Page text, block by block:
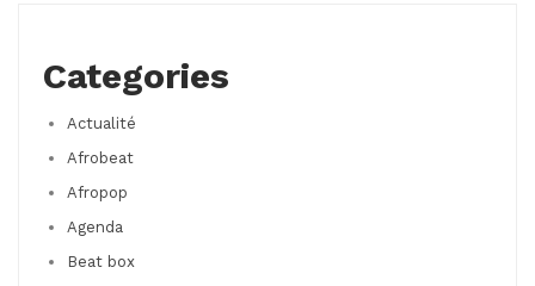
Categories
Actualité
Afrobeat
Afropop
Agenda
Beat box